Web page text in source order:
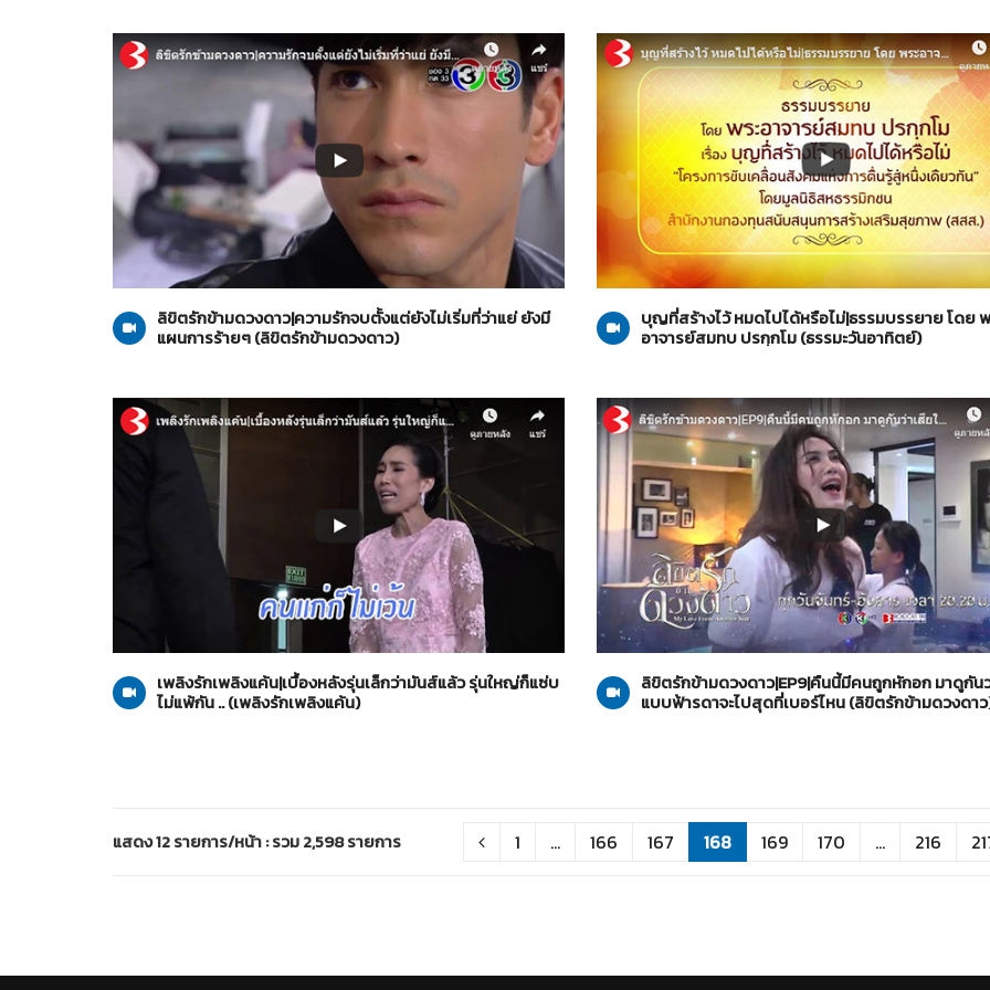
22-10-2562
ลิขิตรักข้ามดวงดาว
ลิขิตรักข้ามดวงดาว|ความรักจบตั้งแต่ยังไม่เริ่มที่ว่าแย่ ยังมี
แผนการร้ายๆ (ลิขิตรักข้ามดวงดาว)
20-10-2562
ธรรมะวันอาทิตย์
บุญที่สร้างไว้ หมดไปได้หรือไม่|ธรรมบรรยาย โดย
อาจารย์สมทบ ปรกฺกโม (ธรรมะวันอาทิตย์)
16-10-2562
เพลิงรักเพลิงแค้น
เพลิงรักเพลิงแค้น|เบื้องหลังรุ่นเล็กว่ามันส์แล้ว รุ่นใหญ่ก็แซ่บ
ไม่แพ้กัน .. (เพลิงรักเพลิงแค้น)
15-10-2562
ลิขิตรักข้ามดวงดาว
ลิขิตรักข้ามดวงดาว|EP9|คืนนี้มีคนถูกหักอก มาดูกัน
แบบฟ้ารดาจะไปสุดที่เบอร์ไหน (ลิขิตรักข้ามดวงดา
แสดง 12 รายการ/หน้า : รวม 2,598 รายการ 1 ... 166 167 168 169 170 ... 216